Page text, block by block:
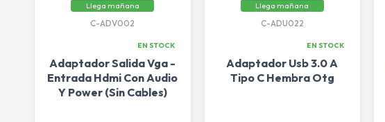
Llega mañana
C-ADV002
EN STOCK
Adaptador Salida Vga -
Entrada Hdmi Con Audio
Y Power (Sin Cables)
Llega mañana
C-ADU022
EN STOCK
Adaptador Usb 3.0 A
Tipo C Hembra Otg